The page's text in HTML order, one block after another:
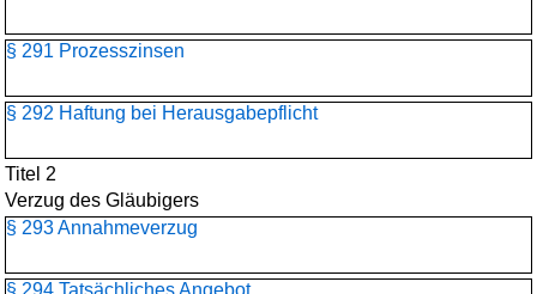
§ 291 Prozesszinsen
§ 292 Haftung bei Herausgabepflicht
Titel 2
Verzug des Gläubigers
§ 293 Annahmeverzug
§ 294 Tatsächliches Angebot